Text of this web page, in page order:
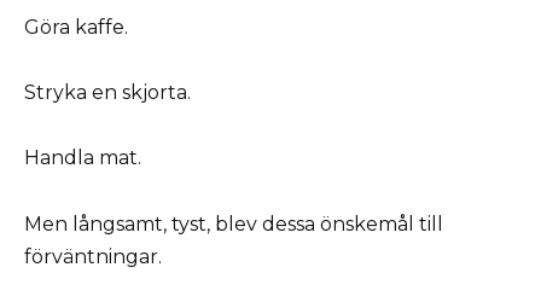
Göra kaffe.
Stryka en skjorta.
Handla mat.
Men långsamt, tyst, blev dessa önskemål till
förväntningar.